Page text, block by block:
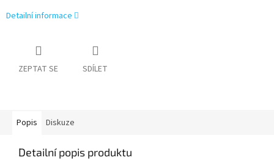
Detailní informace
ZEPTAT SE SDÍLET
Popis Diskuze
Detailní popis produktu